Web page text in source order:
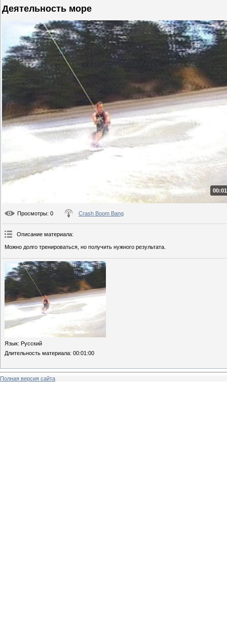
Деятельность море
Просмотры: 0 Crash Boom Bang
Описание материала:
Можно долго тренироваться, но получить нужного результата.
Язык: Русский
Длительность материала: 00:01:00
Полная версия сайта